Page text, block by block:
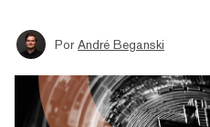
Por André Beganski